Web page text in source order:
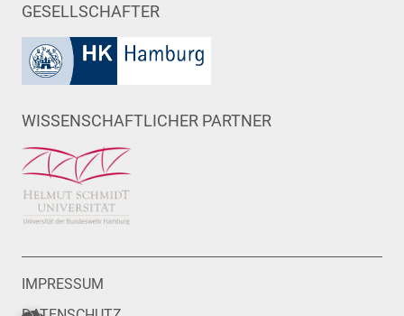
GESELLSCHAFTER
WISSENSCHAFTLICHER PARTNER
IMPRESSUM